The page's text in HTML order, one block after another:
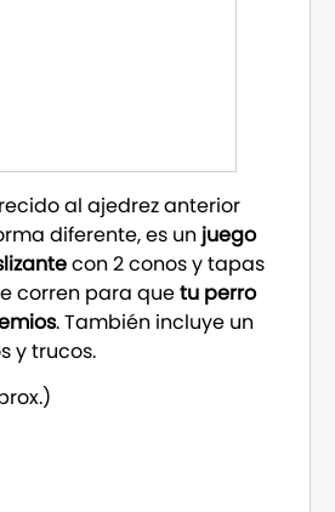
al ajedrez anterior
diferente, es un juego
con 2 conos y tapas
corren para quetu perro
. También incluye un
y trucos.